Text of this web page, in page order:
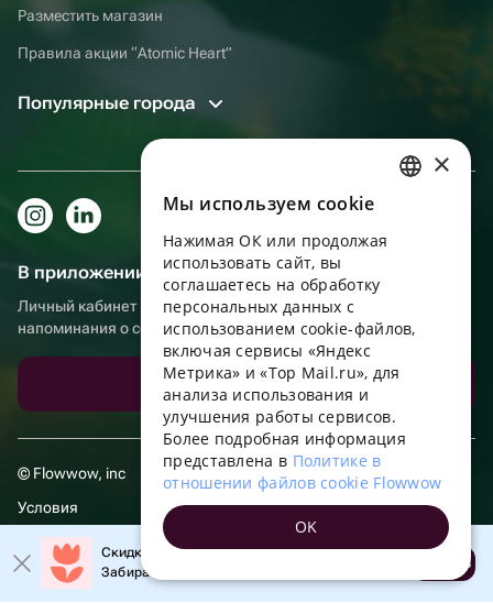
Разместить магазин
Правила акции “Atomic Heart”
Популярные города
В приложении еще удобнее!
Личный кабинет получателя, больше бонусов за покупки и
напоминания о событиях
Скачать приложение
© Flowwow, inc
Условия
Обработка персональных данных
Скидка 20% на первый заказ!
Забирайте промокод в приложении!
Открыть
ENGLISH
UKRAINIAN
PORTUGUESE
FRENCH
TURKISH
POLISH
×
Мы используем сookie
Нажимая ОК или продолжая
использовать сайт, вы
соглашаетесь на обработку
персональных данных с
использованием cookie-файлов,
включая сервисы «Яндекс
Метрика» и «Top Mail.ru», для
анализа использования и
улучшения работы сервисов.
Более подробная информация
представлена в Политике в
отношении файлов cookie Flowwow
OK